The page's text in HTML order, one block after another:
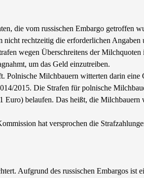
die vom russischen Embargo getroffen
rechtzeitig die erforderlichen
wegen Überschreitens der
um das Geld einzutreiben.
Milchbauern witterten darin
2015. Die Strafen für polnische
belaufen. Das heißt, die
hat versprochen die
Aufgrund des russischen Embargos